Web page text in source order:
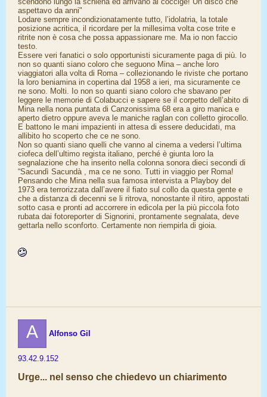
aspettavo da anni"
Lodare sempre incondizionatamente tutto, l’idolatria, la totale
posizione acritica, il ricordare per la millesima volta cose trite e
ritrite non è cosa che possa appassionare me. Ma io non faccio
testo.
Essere veri fanatici o solo opportunisti sicuramente paga di più. Io
non so quanti siano coloro che seguono Mina – anche loro
viaggiatori alla volta di Roma – collezionando le riviste che portano
la loro beniamina in copertina dal 1958 a ieri, ma sicuramente ce
ne sono. Molti. Io non so quanti siano coloro che sbavano per
leggere le memorie di Colabucci e sapere se il corpetto dell’abito di
Mina nella nona puntata di Canzonissima 68 era a giro manica e
aperto dietro oppure aveva le maniche raglan con colletto girocollo.
E battono le mani impazienti in attesa di essere deducidati, ma
allibito ho scoperto che ce ne sono.
Non so quanti siano quelli che vanno al cinema a vedersi l’ultima
ciofeca dell’ultimo regista italiano, perché è giunta loro la
segnalazione che ha inserito nella colonna sonora dieci secondi di
“Sacundì Sacundà , ma ce ne sono. Tutti in viaggio per Roma!
Pensando che Mina nella sua famosa intervista a Playboy del
1973 era terrorizzata dall’avere il fiato sul collo da questa gente e
che a distanza di decenni se li ritrova, nonostante il ritiro, appostati
sotto casa e pronti ad accorrere in edicola per la più piccola foto
rubata dai fotoreporter di Signorini, prontamente segnalata, deve
gettarla nello sconforto. Certamente non riempirla di gioia.
A Alfonso Gil
93.42.9.152
Urge... nel senso che chiedevo un chiarimento